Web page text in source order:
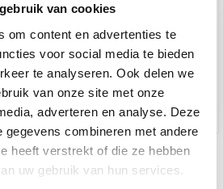
van cookies
om content en advertenties te
voor social media te bieden
te analyseren. Ook delen we
van onze site met onze
adverteren en analyse. Deze
gegevens combineren met andere
heeft verstrekt of die ze hebben
uw gebruik van hun services.
- 15x - PKN1711/3
€7,41